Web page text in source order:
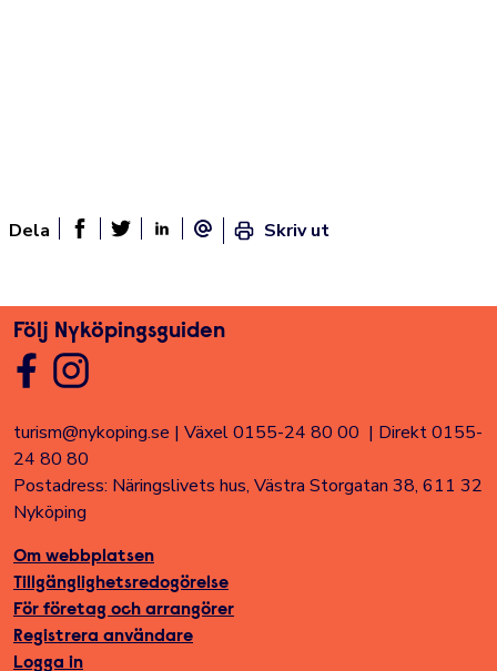
Dela
Dela sidan på Facebook
E-post
Skriv ut
Följ Nyköpingsguiden
turism@nykoping.se | Växel 0155-24 80 00 | Direkt 0155-
24 80 80
Postadress: Näringslivets hus, Västra Storgatan 38, 611 32
Nyköping
Om webbplatsen
Tillgänglighetsredogörelse
För företag och arrangörer
Registrera användare
Logga in